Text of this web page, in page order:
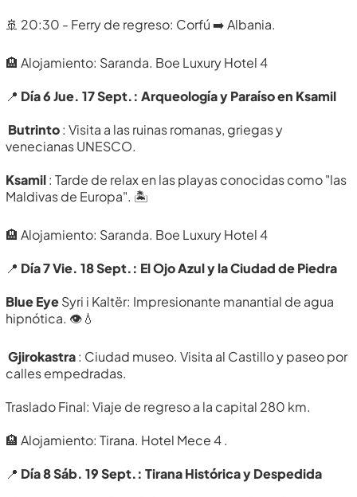
🚢 20:30 - Ferry de regreso: Corfú ➡️ Albania.
🏨 Alojamiento: Saranda. Boe Luxury Hotel 4
📍 Día 6 Jue. 17 Sept.: Arqueología y Paraíso en Ksamil
Butrinto: Visita a las ruinas romanas, griegas y
venecianas UNESCO.
Ksamil: Tarde de relax en las playas conocidas como "las
Maldivas de Europa". 🏝️
🏨 Alojamiento: Saranda. Boe Luxury Hotel 4
📍 Día 7 Vie. 18 Sept.: El Ojo Azul y la Ciudad de Piedra
Blue EyeSyri i Kaltër: Impresionante manantial de agua
hipnótica. 👁️💧
Gjirokastra: Ciudad museo. Visita al Castillo y paseo por
calles empedradas.
Traslado Final: Viaje de regreso a la capital 280 km.
🏨 Alojamiento: Tirana. Hotel Mece 4 .
📍 Día 8 Sáb. 19 Sept.: Tirana Histórica y Despedida